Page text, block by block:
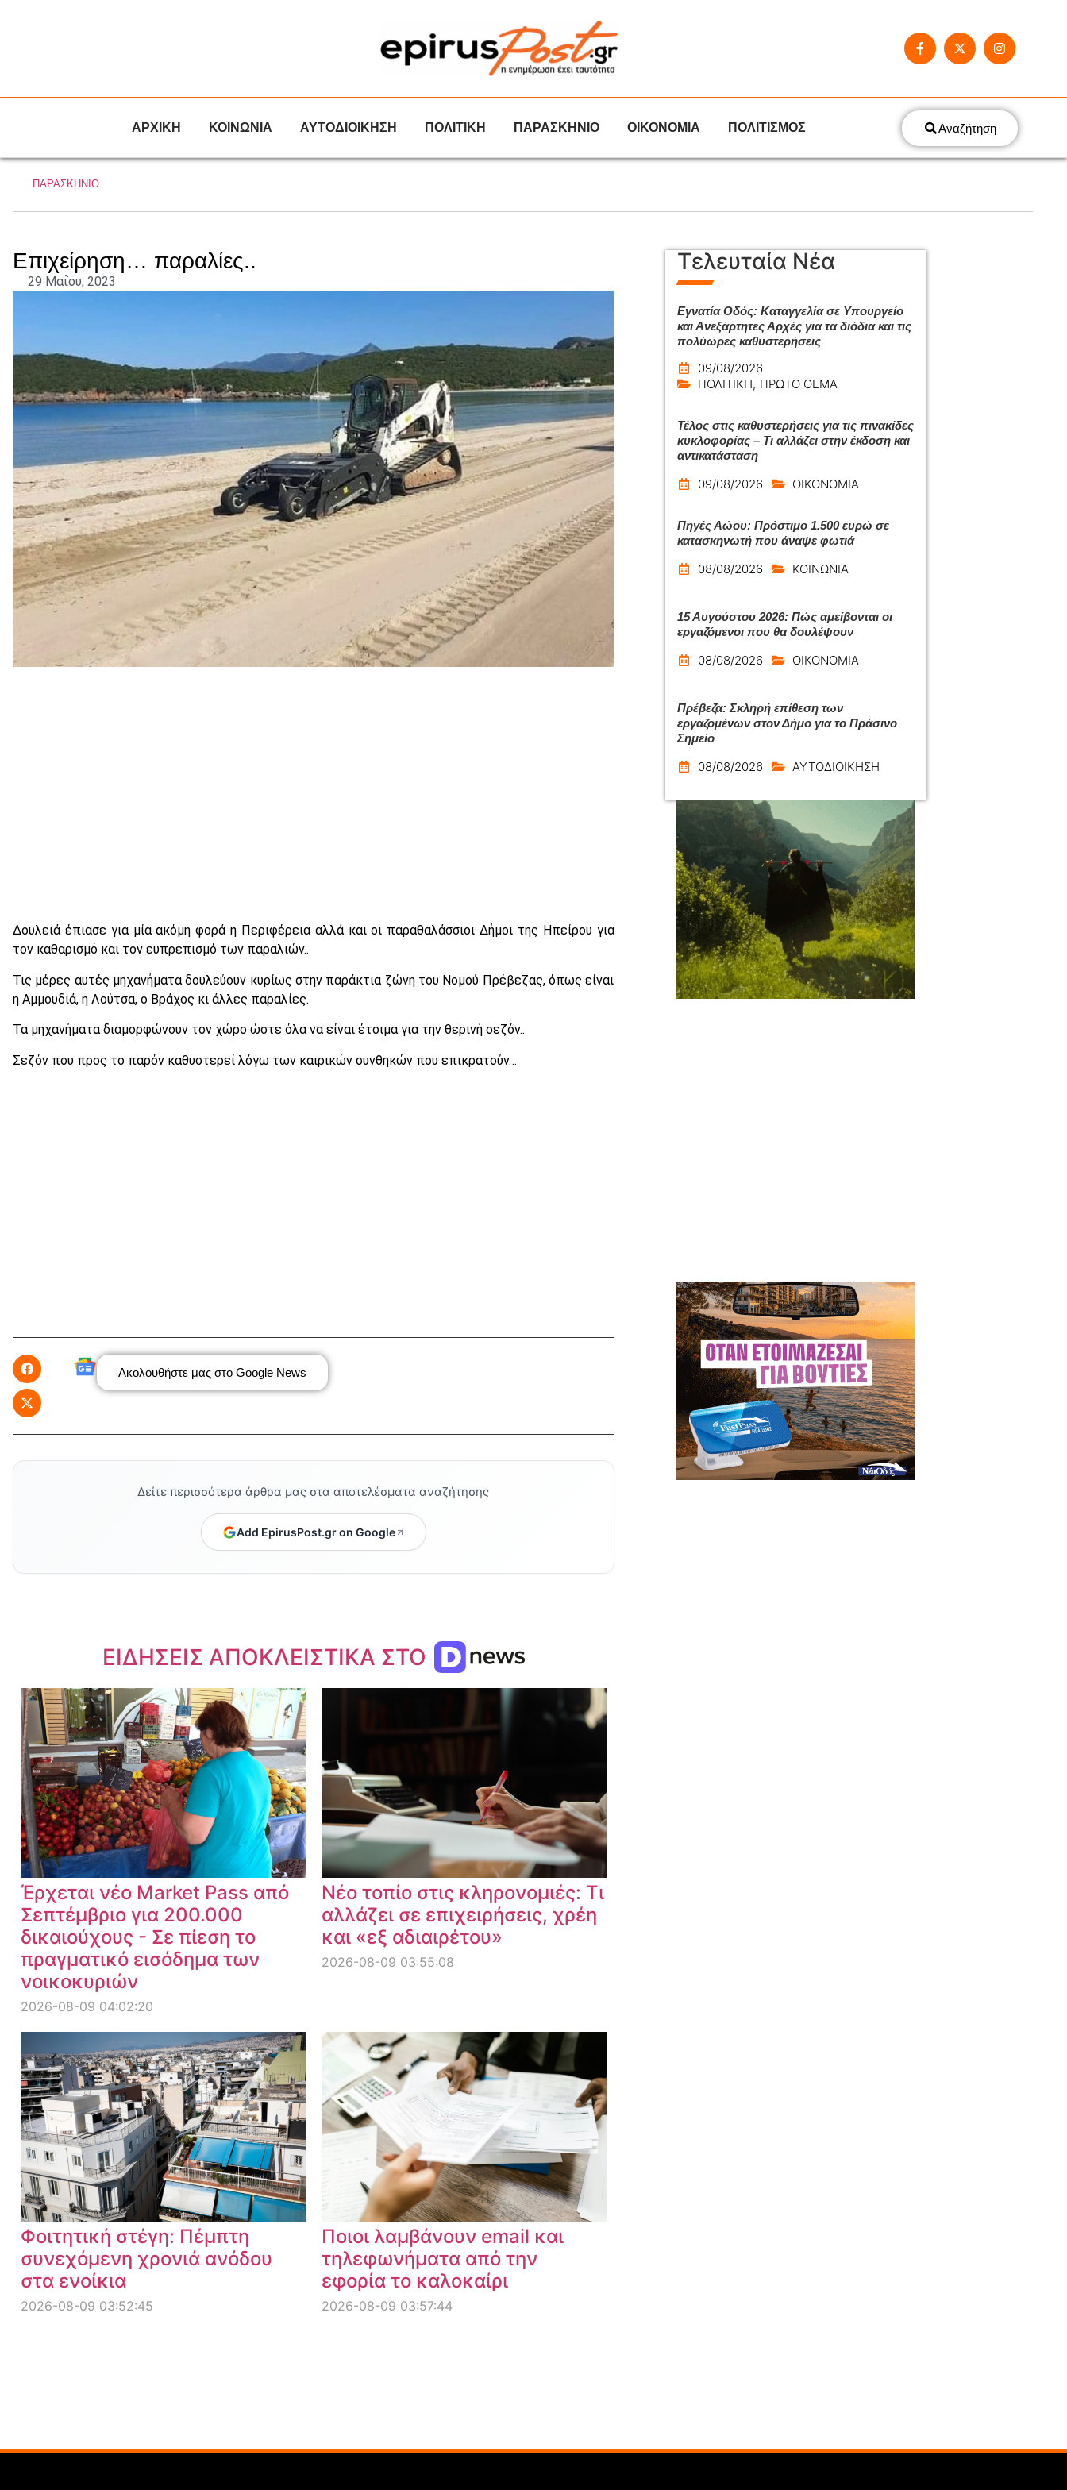
ΑΡΧΙΚΗ ΚΟΙΝΩΝΙΑ ΑΥΤΟΔΙΟΙΚΗΣΗ ΠΟΛΙΤΙΚΗ ΠΑΡΑΣΚΗΝΙΟ ΟΙΚΟΝΟΜΙΑ ΠΟΛΙΤΙΣΜΟΣ Αναζήτηση
ΠΑΡΑΣΚΗΝΙΟ
Επιχείρηση… παραλίες..
29 Μαΐου, 2023
Δουλειά έπιασε για μία ακόμη φορά η Περιφέρεια αλλά και οι παραθαλάσσιοι Δήμοι της Ηπείρου για
τον καθαρισμό και τον ευπρεπισμό των παραλιών..
Τις μέρες αυτές μηχανήματα δουλεύουν κυρίως στην παράκτια ζώνη του Νομού Πρέβεζας, όπως είναι
η Αμμουδιά, η Λούτσα, ο Βράχος κι άλλες παραλίες.
Τα μηχανήματα διαμορφώνουν τον χώρο ώστε όλα να είναι έτοιμα για την θερινή σεζόν..
Σεζόν που προς το παρόν καθυστερεί λόγω των καιρικών συνθηκών που επικρατούν…
Ακολουθήστε μας στο Google News
Δείτε περισσότερα άρθρα μας στα αποτελέσματα αναζήτησης
Add EpirusPost.gr on Google
ΕΙΔΗΣΕΙΣ ΑΠΟΚΛΕΙΣΤΙΚΑ ΣΤΟ
Dnews.gr
Έρχεται νέο Market Pass από
Σεπτέμβριο για 200.000
δικαιούχους - Σε πίεση το
πραγματικό εισόδημα των
νοικοκυριών
2026-08-09 04:02:20
Νέο τοπίο στις κληρονομιές: Τι
αλλάζει σε επιχειρήσεις, χρέη
και «εξ αδιαιρέτου»
2026-08-09 03:55:08
Φοιτητική στέγη: Πέμπτη
συνεχόμενη χρονιά ανόδου
στα ενοίκια
2026-08-09 03:52:45
Ποιοι λαμβάνουν email και
τηλεφωνήματα από την
εφορία το καλοκαίρι
2026-08-09 03:57:44
Τελευταία Νέα
Εγνατία Οδός: Καταγγελία σε Υπουργείο
και Ανεξάρτητες Αρχές για τα διόδια και τις
πολύωρες καθυστερήσεις
09/08/2026
ΠΟΛΙΤΙΚΗ, ΠΡΩΤΟ ΘΕΜΑ
Τέλος στις καθυστερήσεις για τις πινακίδες
κυκλοφορίας – Τι αλλάζει στην έκδοση και
αντικατάσταση
09/08/2026 ΟΙΚΟΝΟΜΙΑ
Πηγές Αώου: Πρόστιμο 1.500 ευρώ σε
κατασκηνωτή που άναψε φωτιά
08/08/2026 ΚΟΙΝΩΝΙΑ
15 Αυγούστου 2026: Πώς αμείβονται οι
εργαζόμενοι που θα δουλέψουν
08/08/2026 ΟΙΚΟΝΟΜΙΑ
Πρέβεζα: Σκληρή επίθεση των
εργαζομένων στον Δήμο για το Πράσινο
Σημείο
08/08/2026 ΑΥΤΟΔΙΟΙΚΗΣΗ